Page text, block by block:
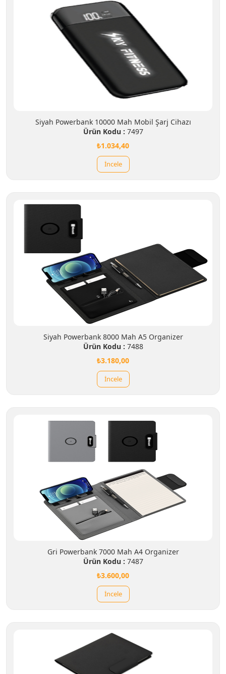
Siyah Powerbank 10000 Mah Mobil Şarj Cihazı
Ürün Kodu : 7497
₺1.034,40
İncele
Siyah Powerbank 8000 Mah A5 Organizer
Ürün Kodu : 7488
₺3.180,00
İncele
Gri Powerbank 7000 Mah A4 Organizer
Ürün Kodu : 7487
₺3.600,00
İncele